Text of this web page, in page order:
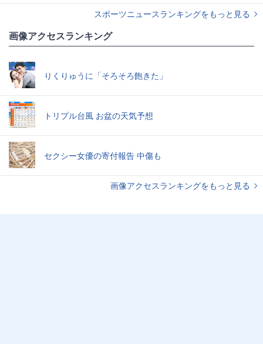
スポーツニュースランキングをもっと見る
画像アクセスランキング
りくりゅうに「そろそろ飽きた」
トリプル台風 お盆の天気予想
セクシー女優の寄付報告 中傷も
画像アクセスランキングをもっと見る